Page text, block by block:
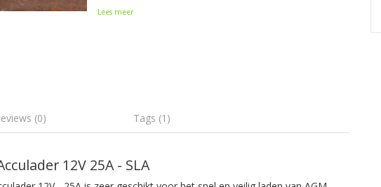
Lees meer
(0) Tags (1)
12V 25A - SLA